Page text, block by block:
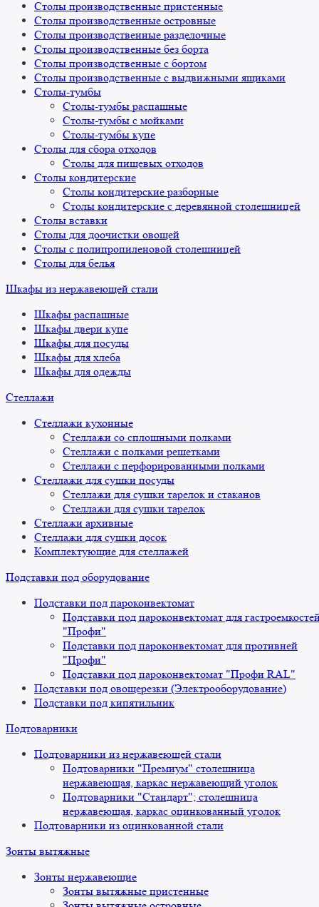
Столы производственные пристенные
Столы производственные островные
Столы производственные разделочные
Столы производственные без борта
Столы производственные с бортом
Столы производственные с выдвижными ящиками
Столы-тумбы
Столы-тумбы распашные
Столы-тумбы с мойками
Столы-тумбы купе
Столы для сбора отходов
Столы для пищевых отходов
Столы кондитерские
Столы кондитерские разборные
Столы кондитерские с деревянной столешницей
Столы вставки
Столы для доочистки овощей
Столы с полипропиленовой столешницей
Столы для белья
Шкафы из нержавеющей стали
Шкафы распашные
Шкафы двери купе
Шкафы для посуды
Шкафы для хлеба
Шкафы для одежды
Стеллажи
Стеллажи кухонные
Стеллажи со сплошными полками
Стеллажи с полками решетками
Стеллажи с перфорированными полками
Стеллажи для сушки посуды
Стеллажи для сушки тарелок и стаканов
Стеллажи для сушки тарелок
Стеллажи архивные
Стеллажи для сушки досок
Комплектующие для стеллажей
Подставки под оборудование
Подставки под пароконвектомат
Подставки под пароконвектомат для
"Профи"
Подставки под пароконвектомат для противней
"Профи"
Подставки под пароконвектомат "Профи RAL"
Подставки под овощерезки (Электрооборудование)
Подставки под кипятильник
Подтоварники
Подтоварники из нержавеющей стали
Подтоварники "Премиум" столешница
нержавеющая, каркас нержавеющий уголок
Подтоварники "Стандарт"; столешница
нержавеющая, каркас оцинкованный уголок
Подтоварники из оцинкованной стали
Зонты вытяжные
Зонты нержавеющие
Зонты вытяжные пристенные